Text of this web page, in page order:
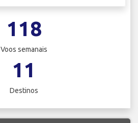
118
Voos semanais
11
Destinos